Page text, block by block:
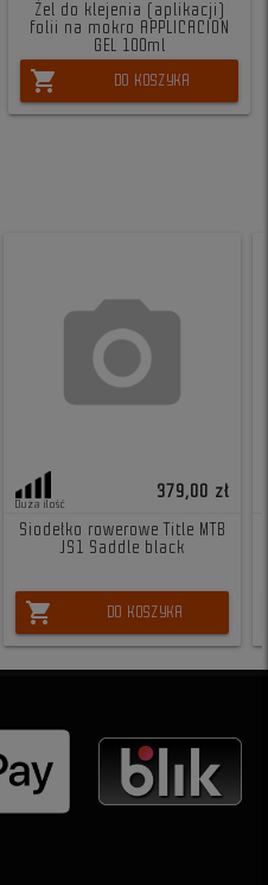
Żel do klejenia (aplikacji)
folii na mokro APPLICACION
GEL 100ml
shopping_cart DO KOSZYKA
Duża ilość
379,00 zł
Siodełko rowerowe Title MTB
JS1 Saddle black
shopping_cart DO KOSZYKA